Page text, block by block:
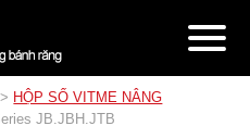
HỘP SỐ VITME NÂNG
JB.JBH.JTB